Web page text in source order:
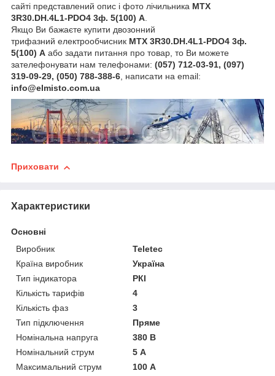
сайті представлений опис і фото лічильника MTX
3R30.DH.4L1-PDO4 3ф. 5(100) А
Якщо Ви бажаєте купити двозонний
трифазний електрообчисник MTX 3R30.DH.4L1-PDO4 3ф.
5(100) А або задати питання про товар, то Ви можете
зателефонувати нам телефонами: (057) 712-03-91, (097)
319-09-29, (050) 788-388-6 , написати на email:
info@elmisto.com.ua
Приховати
Характеристики
Основні
Виробник
Teletec
Країна виробник
Україна
Тип індикатора
РКІ
Кількість тарифів
4
Кількість фаз
3
Тип підключення
Пряме
Номінальна напруга
380 В
Номінальний струм
5 А
Максимальний струм
100 А